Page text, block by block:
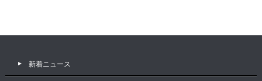
新着ニュース